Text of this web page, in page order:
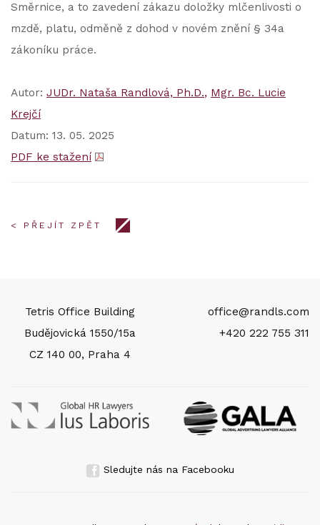
Směrnice, a to zavedení zákazu doložky mlčenlivosti o
mzdě, platu, odměně z dohod v novém znění § 34a
zákoníku práce.
Autor: JUDr. Nataša Randlová, Ph.D.
Mgr. Bc. Lucie
Krejčí
Datum: 13. 05. 2025
PDF ke stažení
< PŘEJÍT ZPĚT
Tetris Office Building
Budějovická 1550/15a
CZ 140 00, Praha 4
office@randls.com
+420 222 755 311
Sledujte nás na Facebooku